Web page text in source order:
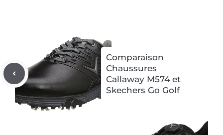
Comparaison
Chaussures
Callaway M574 et
Skechers Go Golf